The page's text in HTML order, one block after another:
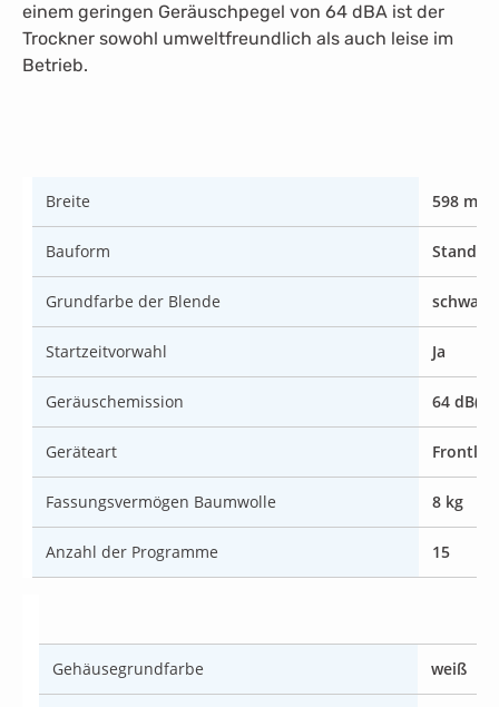
einem geringen Geräuschpegel von 64 dBA ist der
Trockner sowohl umweltfreundlich als auch leise im
Betrieb.
Breite 598 mm
Bauform
Grundfarbe der Blende schwarz
Startzeitvorwahl Ja
Geräuschemission 64
Geräteart
Fassungsvermögen Baumwolle 8 kg
Anzahl der Programme 15
Gehäusegrundfarbe weiß